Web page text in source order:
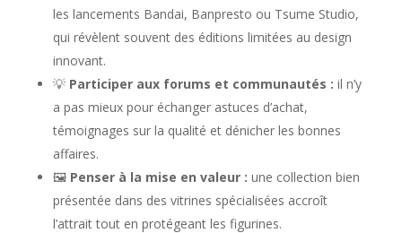
les lancements Bandai, Banpresto ou Tsume Studio,
qui révèlent souvent des éditions limitées au design
innovant.
💡 Participer aux forums et communautés : il n’y
a pas mieux pour échanger astuces d’achat,
témoignages sur la qualité et dénicher les bonnes
affaires.
🖼️ Penser à la mise en valeur : une collection bien
présentée dans des vitrines spécialisées accroît
l’attrait tout en protégeant les figurines.